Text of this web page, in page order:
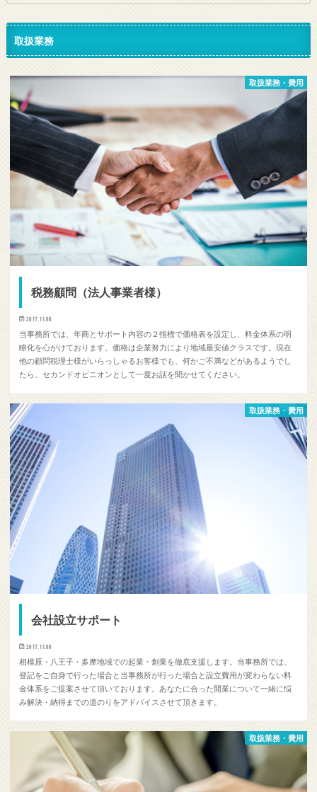
取扱業務
取扱業務・費用
税務顧問（法人事業者様）
2017.11.08
当事務所では、年商とサポート内容の２指標で価格表を設定し、料金体系の明
瞭化を心がけております。価格は企業努力により地域最安値クラスです。現在
他の顧問税理士様がいらっしゃるお客様でも、何かご不満などがあるようでし
たら、セカンドオピニオンとして一度お話を聞かせてください。
取扱業務・費用
会社設立サポート
2017.11.08
相模原・八王子・多摩地域での起業・創業を徹底支援します。当事務所では、
登記をご自身で行った場合と当事務所が行った場合と設立費用が変わらない料
金体系をご提案させて頂いております。あなたに合った開業について一緒に悩
み解決・納得までの道のりをアドバイスさせて頂きます。​
取扱業務・費用